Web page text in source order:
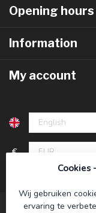
Opening hours
Information
My account
€
Cookies
Wij gebruiken
ervaring te